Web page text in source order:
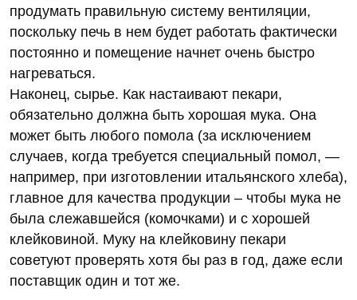
продумать правильную систему вентиляции,
поскольку печь в нем будет работать фактически
постоянно и помещение начнет очень быстро
нагреваться.
Наконец, сырье. Как настаивают пекари,
обязательно должна быть хорошая мука. Она
может быть любого помола (за исключением
случаев, когда требуется специальный помол, —
например, при изготовлении итальянского хлеба),
главное для качества продукции – чтобы мука не
была слежавшейся (комочками) и с хорошей
клейковиной. Муку на клейковину пекари
советуют проверять хотя бы раз в год, даже если
поставщик один и тот же.